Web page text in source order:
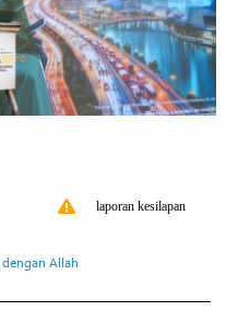
laporan kesilapan
Allah